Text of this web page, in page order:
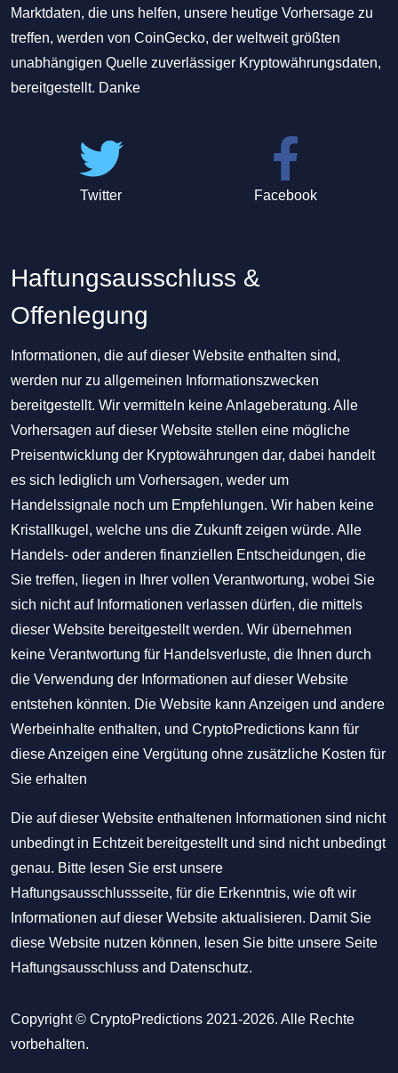
Marktdaten, die uns helfen, unsere heutige Vorhersage zu
treffen, werden von CoinGecko, der weltweit größten
unabhängigen Quelle zuverlässiger Kryptowährungsdaten,
bereitgestellt. Danke
Twitter Facebook
Haftungsausschluss &
Offenlegung
Informationen, die auf dieser Website enthalten sind,
werden nur zu allgemeinen Informationszwecken
bereitgestellt. Wir vermitteln keine Anlageberatung. Alle
Vorhersagen auf dieser Website stellen eine mögliche
Preisentwicklung der Kryptowährungen dar, dabei handelt
es sich lediglich um Vorhersagen, weder um
Handelssignale noch um Empfehlungen. Wir haben keine
Kristallkugel, welche uns die Zukunft zeigen würde. Alle
Handels- oder anderen finanziellen Entscheidungen, die
Sie treffen, liegen in Ihrer vollen Verantwortung, wobei Sie
sich nicht auf Informationen verlassen dürfen, die mittels
dieser Website bereitgestellt werden. Wir übernehmen
keine Verantwortung für Handelsverluste, die Ihnen durch
die Verwendung der Informationen auf dieser Website
entstehen könnten. Die Website kann Anzeigen und andere
Werbeinhalte enthalten, und CryptoPredictions kann für
diese Anzeigen eine Vergütung ohne zusätzliche Kosten für
Sie erhalten
Die auf dieser Website enthaltenen Informationen sind nicht
unbedingt in Echtzeit bereitgestellt und sind nicht unbedingt
genau. Bitte lesen Sie erst unsere
Haftungsausschlussseite, für die Erkenntnis, wie oft wir
Informationen auf dieser Website aktualisieren. Damit Sie
diese Website nutzen können, lesen Sie bitte unsere Seite
Haftungsausschluss and Datenschutz.
Copyright © CryptoPredictions 2021-2026. Alle Rechte
vorbehalten.